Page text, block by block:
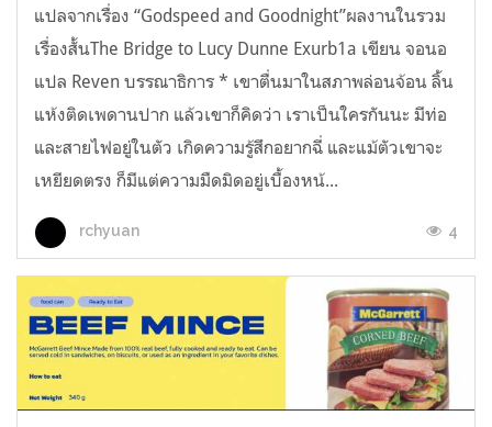
แปลจากเรื่อง “Godspeed and Goodnight”ผลงานในรวม
เรื่องสั้นThe Bridge to Lucy Dunne Exurb1a เขียน จอนอ
แปล Reven บรรณาธิการ * เขาตื่นมาในสภาพล่อนจ้อน ลิ้น
แห้งติดเพดานปาก แล้วเขาก็คิดว่า เราเป็นใครกันนะ มีท่อ
และสายไฟอยู่ในตัว เกิดความรู้สึกอยากฉี่ และแม้ตัวเขาจะ
เหยียดตรง ก็มีแต่ความมืดมิดอยู่เบื้องหน้...
rchyuan 4